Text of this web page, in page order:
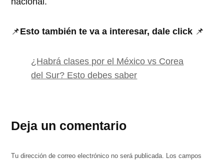
📌Esto también te va a interesar, dale click 📌
¿Habrá clases por el México vs Corea
del Sur? Esto debes saber
Deja un comentario
Tu dirección de correo electrónico no será publicada. Los campos